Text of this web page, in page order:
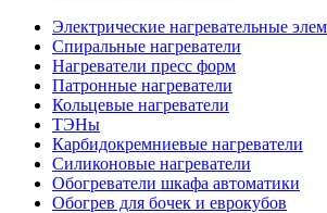
Электрические нагревательные
Спиральные нагреватели
Нагреватели пресс форм
Патронные нагреватели
Кольцевые нагреватели
ТЭНы
Карбидокремниевые нагреватели
Силиконовые нагреватели
Обогреватели шкафа автоматики
Обогрев для бочек и еврокубов